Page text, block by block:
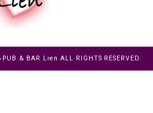
& BAR Lien ALL RIGHTS RESERVED.